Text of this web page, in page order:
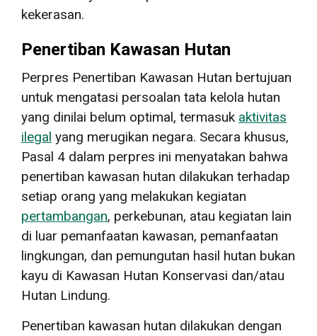
kekerasan.
Penertiban Kawasan Hutan
Perpres Penertiban Kawasan Hutan bertujuan
untuk mengatasi persoalan tata kelola hutan
yang dinilai belum optimal, termasuk aktivitas
ilegal yang merugikan negara. Secara khusus,
Pasal 4 dalam perpres ini menyatakan bahwa
penertiban kawasan hutan dilakukan terhadap
setiap orang yang melakukan kegiatan
pertambangan, perkebunan, atau kegiatan lain
di luar pemanfaatan kawasan, pemanfaatan
lingkungan, dan pemungutan hasil hutan bukan
kayu di Kawasan Hutan Konservasi dan/atau
Hutan Lindung.
Penertiban kawasan hutan dilakukan dengan